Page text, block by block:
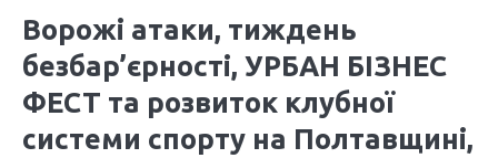
Ворожі атаки, тиждень
безбар’єрності, УРБАН БІЗНЕС
ФЕСТ та розвиток клубної
системи спорту на Полтавщині,